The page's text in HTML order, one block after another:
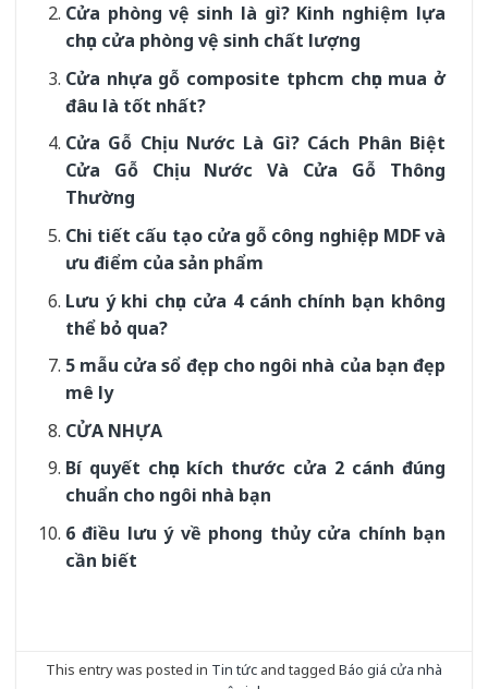
Cửa phòng vệ sinh là gì? Kinh nghiệm lựa
chọn cửa phòng vệ sinh chất lượng
Cửa nhựa gỗ composite tphcm chọn mua ở
đâu là tốt nhất?
Cửa Gỗ Chịu Nước Là Gì? Cách Phân Biệt
Cửa Gỗ Chịu Nước Và Cửa Gỗ Thông
Thường
Chi tiết cấu tạo cửa gỗ công nghiệp MDF và
ưu điểm của sản phẩm
Lưu ý khi chọn cửa 4 cánh chính bạn không
thể bỏ qua?
5 mẫu cửa sổ đẹp cho ngôi nhà của bạn đẹp
mê ly
CỬA NHỰA
Bí quyết chọn kích thước cửa 2 cánh đúng
chuẩn cho ngôi nhà bạn
6 điều lưu ý về phong thủy cửa chính bạn
cần biết
This entry was posted in Tin tức and tagged Báo giá cửa nhà